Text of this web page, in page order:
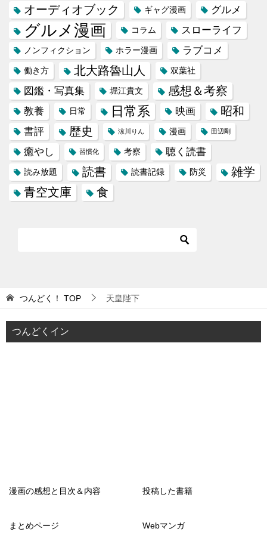
オーディオブック ギャグ漫画 グルメ
グルメ漫画 コラム スローライフ
ノンフィクション ホラー漫画 ラブコメ
働き方 北大路魯山人 双葉社
図鑑・写真集 堀江貴文 感想＆考察
教養 日常 日常系 映画 昭和
書評 歴史 涼川りん 漫画 田辺剛
癒やし 習慣化 考察 聴く読書
読み放題 読書 読書記録 防災
雑学
青空文庫
食
つんどく！ TOP 天皇陛下
つんどくイン
漫画の感想と目次＆内容 投稿した書籍
まとめページ Webマンガ